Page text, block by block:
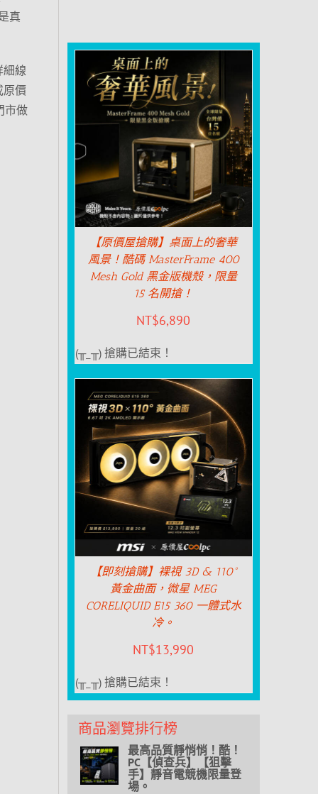
真
細線
原價
市做
【原價屋搶購】桌面上的奢華
風景！酷碼 MasterFrame 400
Mesh Gold 黑金版機殼，限量
15 名開搶！
NT$6,890
(╥_╥) 搶購已結束！
【即刻搶購】裸視 3D & 110°
黃金曲面，微星 MEG
CORELIQUID E15 360 一體式水
冷。
NT$13,990
(╥_╥) 搶購已結束！
商品瀏覽排行榜
最高品質靜悄悄！酷！
PC【偵查兵】【狙擊
手】靜音電競機限量登
場。